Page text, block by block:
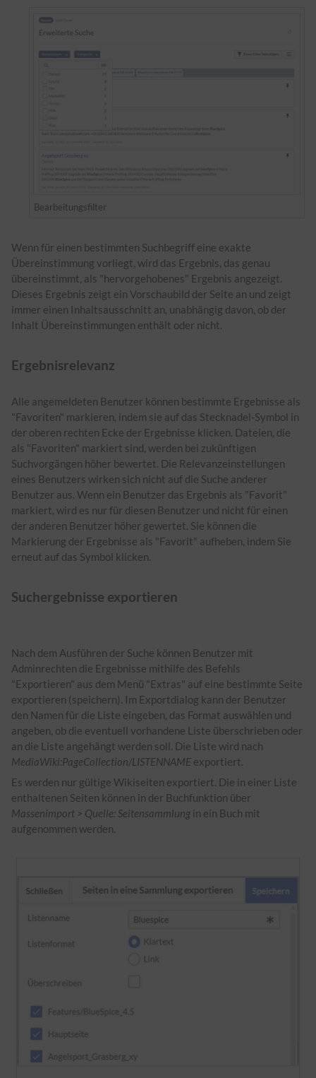
Bearbeitungsfilter
Wenn für einen bestimmten Suchbegriff eine exakte
Übereinstimmung vorliegt, wird das Ergebnis, das genau
übereinstimmt, als "hervorgehobenes" Ergebnis angezeigt.
Dieses Ergebnis zeigt ein Vorschaubild der Seite an und zeigt
immer einen Inhaltsausschnitt an, unabhängig davon, ob der
Inhalt Übereinstimmungen enthält oder nicht.
Ergebnisrelevanz
Alle angemeldeten Benutzer können bestimmte Ergebnisse als
"Favoriten" markieren, indem sie auf das Stecknadel-Symbol in
der oberen rechten Ecke der Ergebnisse klicken. Dateien, die
als "Favoriten" markiert sind, werden bei zukünftigen
Suchvorgängen höher bewertet. Die Relevanzeinstellungen
eines Benutzers wirken sich nicht auf die Suche anderer
Benutzer aus. Wenn ein Benutzer das Ergebnis als "Favorit"
markiert, wird es nur für diesen Benutzer und nicht für einen
der anderen Benutzer höher gewertet. Sie können die
Markierung der Ergebnisse als "Favorit" aufheben, indem Sie
erneut auf das Symbol klicken.
Suchergebnisse exportieren
Nach dem Ausführen der Suche können Benutzer mit
Adminrechten die Ergebnisse mithilfe des Befehls
"Exportieren" aus dem Menü "Extras" auf eine bestimmte Seite
exportieren (speichern). Im Exportdialog kann der Benutzer
den Namen für die Liste eingeben, das Format auswählen und
angeben, ob die eventuell vorhandene Liste überschrieben oder
an die Liste angehängt werden soll. Die Liste wird nach
MediaWiki:PageCollection/LISTENNAME exportiert.
Es werden nur gültige Wikiseiten exportiert. Die in einer Liste
enthaltenen Seiten können in der Buchfunktion über
Massenimport > Quelle: Seitensammlung in ein Buch mit
aufgenommen werden.